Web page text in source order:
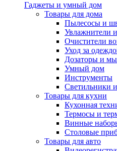
Гаджеты и умный дом
Товары для дома
Пылесосы и
Увлажнители
Очистители
Уход за
Дозаторы и
Умный дом
Инструменты
Светильники
Товары для кухни
Кухонная
Термосы и
Винные
Столовые
Товары для авто